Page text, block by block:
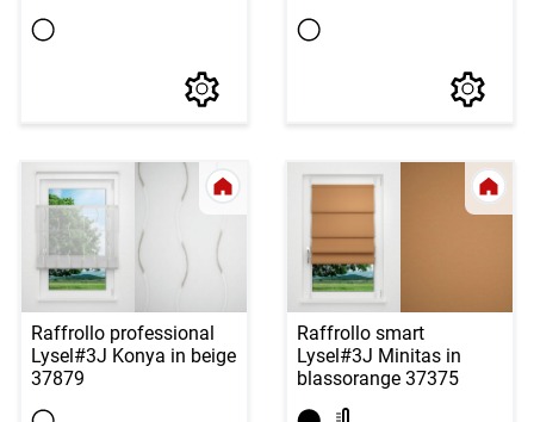
Raffrollo professional
Lysel#3J Konya in beige
37879
Raffrollo smart
Lysel#3J Minitas in
blassorange 37375